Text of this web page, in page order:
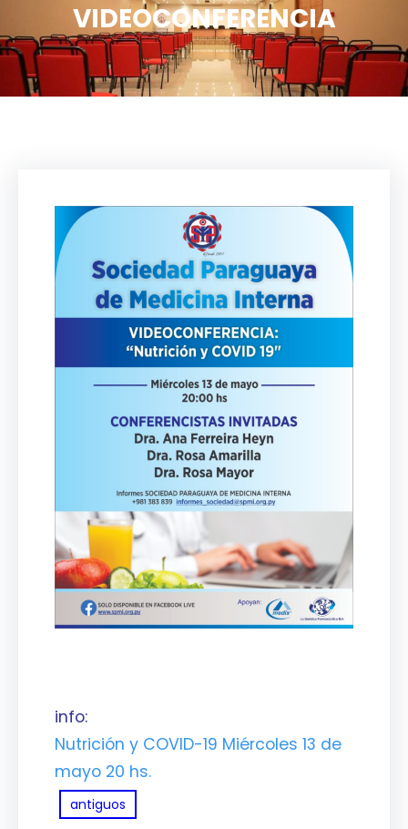
VIDEOCONFERENCIA
info:
Nutrición y COVID-19 Miércoles 13 de
mayo 20 hs.
antiguos